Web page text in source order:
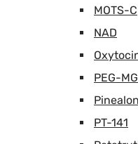
MOTS-C
NAD
PEG-
Pinealon
PT-141